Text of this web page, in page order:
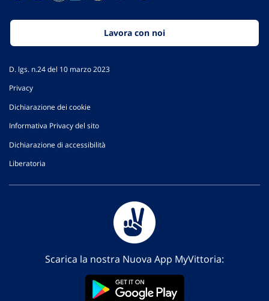
Lavora con noi
D. lgs. n.24 del 10 marzo 2023
Privacy
Dichiarazione dei cookie
Informativa Privacy del sito
Dichiarazione di accessibilità
Liberatoria
Scarica la nostra Nuova App MyVittoria: